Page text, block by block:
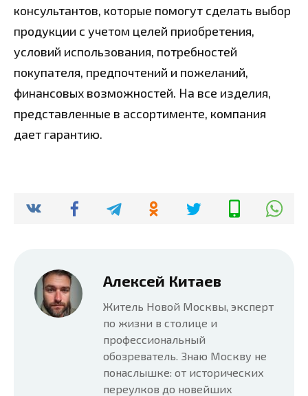
консультантов, которые помогут сделать выбор
продукции с учетом целей приобретения,
условий использования, потребностей
покупателя, предпочтений и пожеланий,
финансовых возможностей. На все изделия,
представленные в ассортименте, компания
дает гарантию.
Алексей Китаев
Житель Новой Москвы, эксперт
по жизни в столице и
профессиональный
обозреватель. Знаю Москву не
понаслышке: от исторических
переулков до новейших